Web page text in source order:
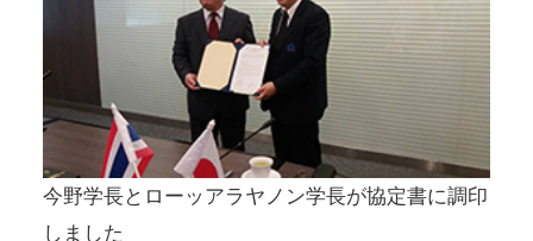
今野学長とローッアラヤノン学長が協定書に調印
しました